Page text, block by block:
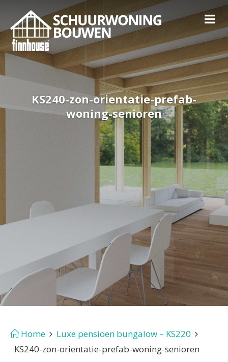
KS240-zon-orientatie-prefab-
woning-senioren
Home
Luxe pensioen bungalow – KS220
KS240-zon-orientatie-prefab-woning-senioren